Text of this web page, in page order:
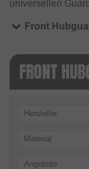
universellen
Front
FRONT
Hersteller
Material
Angebote